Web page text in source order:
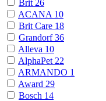
Brit 26
ACANA 10
Brit Care 18
Grandorf36
Alleva 10
AlphaPet 22
ARMANDO 1
Award 29
Bosch 14